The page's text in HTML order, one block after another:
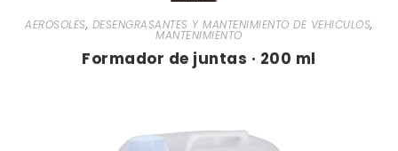
AEROSOLES, DESENGRASANTES Y MANTENIMIENTO DE VEHICULOS,
MANTENIMIENTO
Formador de juntas · 200 ml